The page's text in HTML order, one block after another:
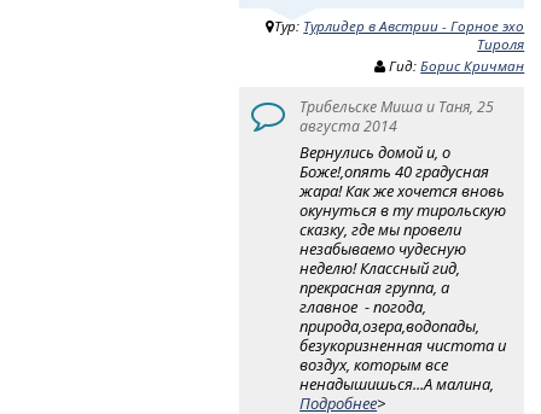
Тур: Турлидер в Австрии - Горное эхо
Тироля
Гид:Борис Кричман
Трибельске Миша и Таня, 25
августа 2014
Вернулись домой и, о
Боже!,опять 40 градусная
жара! Как же хочется вновь
окунуться в ту тирольскую
сказку, где мы провели
незабываемо чудесную
неделю! Классный гид,
прекрасная группа, а
главное - погода,
природа,озера,водопады,
безукоризненная чистота и
воздух, которым все
ненадышишься...А малина,
Подробнее>